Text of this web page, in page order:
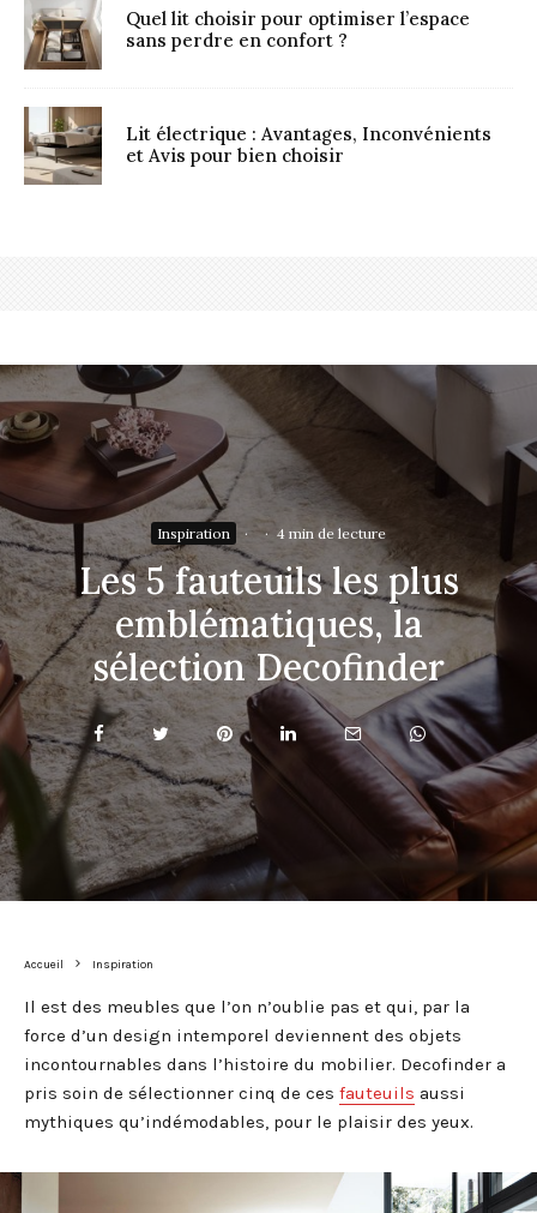
Quel lit choisir pour optimiser l’espace
sans perdre en confort ?
Lit électrique : Avantages, Inconvénients
et Avis pour bien choisir
Inspiration · · 4 min de lecture
Les 5 fauteuils les plus
emblématiques, la
sélection Decofinder
Accueil Inspiration
Il est des meubles que l’on n’oublie pas et qui, par la
force d’un design intemporel deviennent des objets
incontournables dans l’histoire du mobilier. Decofinder a
pris soin de sélectionner cinq de ces fauteuils aussi
mythiques qu’indémodables, pour le plaisir des yeux.